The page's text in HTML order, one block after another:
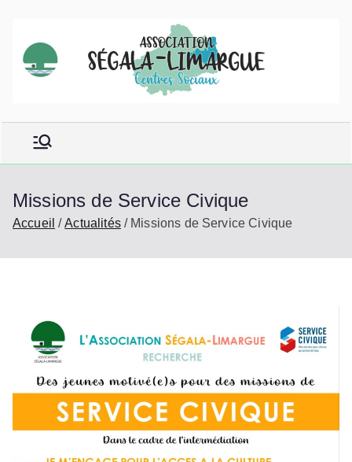
contenu
Missions de Service Civique
Accueil Actualités Missions de Service Civique